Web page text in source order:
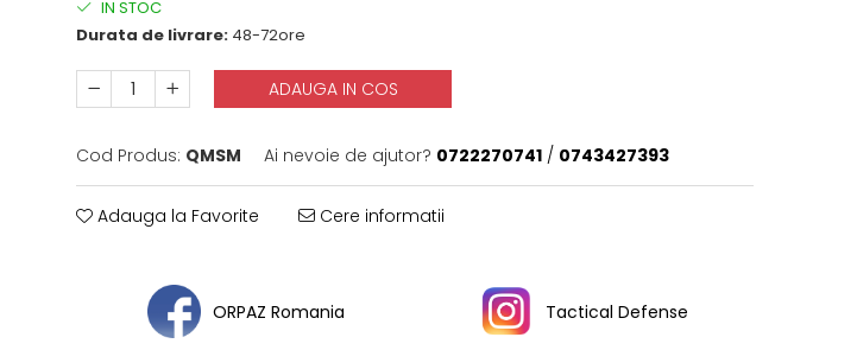
IN STOC
Durata de livrare: 48-72ore
ADAUGA IN COS
Cod Produs: QMSM Ai nevoie de ajutor? 0722270741 / 0743427393
Adauga la Favorite Cere informatii
ORPAZ Romania Tactical Defense